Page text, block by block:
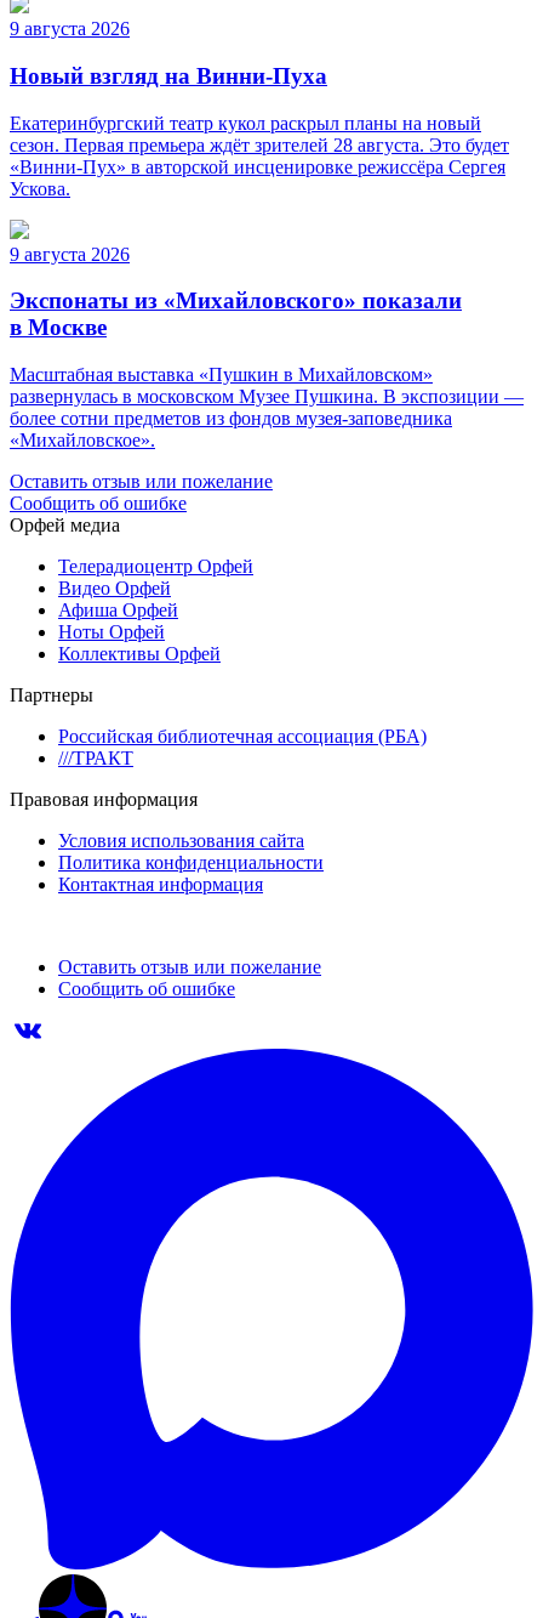
9 августа 2026
Новый взгляд на Винни-Пуха
Екатеринбургский театр кукол раскрыл планы на новый
сезон. Первая премьера ждёт зрителей 28 августа. Это будет
«Винни-Пух» в авторской инсценировке режиссёра Сергея
Ускова.
9 августа 2026
Экспонаты из «Михайловского» показали
в Москве
Масштабная выставка «Пушкин в Михайловском»
развернулась в московском Музее Пушкина. В экспозиции —
более сотни предметов из фондов музея-заповедника
«Михайловское».
Оставить отзыв или пожелание
Сообщить об ошибке
Орфей медиа
Телерадиоцентр Орфей
Видео Орфей
Афиша Орфей
Ноты Орфей
Коллективы Орфей
Партнеры
Российская библиотечная ассоциация (РБА)
///ТРАКТ
Правовая информация
Условия использования сайта
Политика конфиденциальности
Контактная информация
Оставить отзыв или пожелание
Сообщить об ошибке